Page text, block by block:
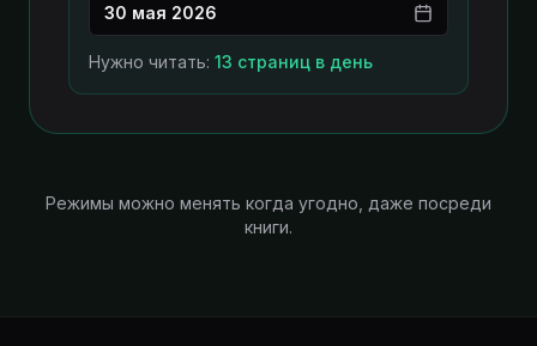
30 мая 2026
Нужно читать: 13 страниц в день
Режимы можно менять когда угодно, даже посреди
книги.